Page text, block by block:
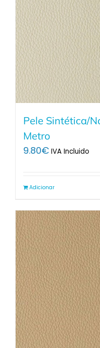
Pele Sintética/
Metro
9.80€ IVA Incluido
Adicionar